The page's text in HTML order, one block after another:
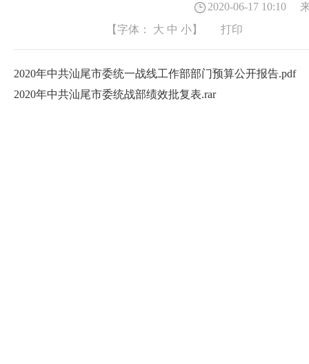
2020-06-17 10:10
【字体： 大 中 小】 打印
2020年中共汕尾市委统一战线工作部部门预算公开报告.pdf
2020年中共汕尾市委统战部绩效批复表.rar